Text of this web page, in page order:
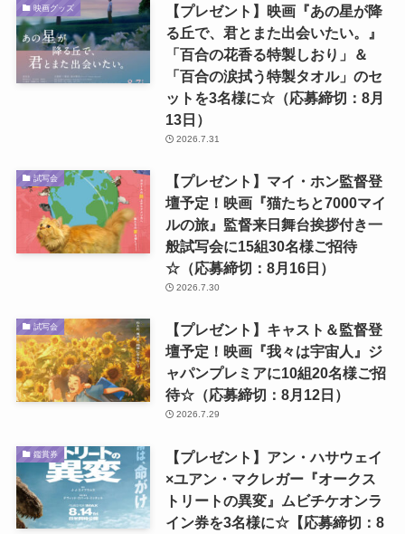
映画グッズ
【プレゼント】映画『あの星が降
る丘で、君とまた出会いたい。』
「百合の花香る特製しおり」＆
「百合の涙拭う特製タオル」のセ
ットを3名様に☆（応募締切：8月
13日）
2026.7.31
試写会
【プレゼント】マイ・ホン監督登
壇予定！映画『猫たちと7000マイ
ルの旅』監督来日舞台挨拶付き一
般試写会に15組30名様ご招待
☆（応募締切：8月16日）
2026.7.30
試写会
【プレゼント】キャスト＆監督登
壇予定！映画『我々は宇宙人』ジ
ャパンプレミアに10組20名様ご招
待☆（応募締切：8月12日）
2026.7.29
鑑賞券
【プレゼント】アン・ハサウェイ
×ユアン・マクレガー『オークス
トリートの異変』ムビチケオンラ
イン券を3名様に☆【応募締切：8